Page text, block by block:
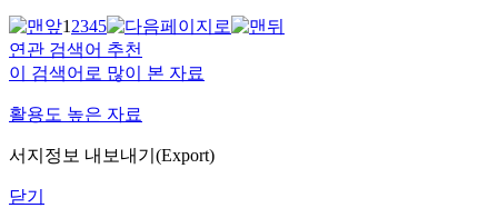
12345
연관 검색어 추천
이 검색어로 많이 본 자료
활용도 높은 자료
서지정보 내보내기(Export)
닫기